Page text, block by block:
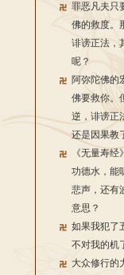
罪恶凡夫只
佛的救度。
诽谤正法，
呢？
阿弥陀佛的
佛要救你。
逆，诽谤正
还是因果教
《无量寿
功德水，能
悲声，还有
意思？
如果我犯了
不对我的机
大众修行的